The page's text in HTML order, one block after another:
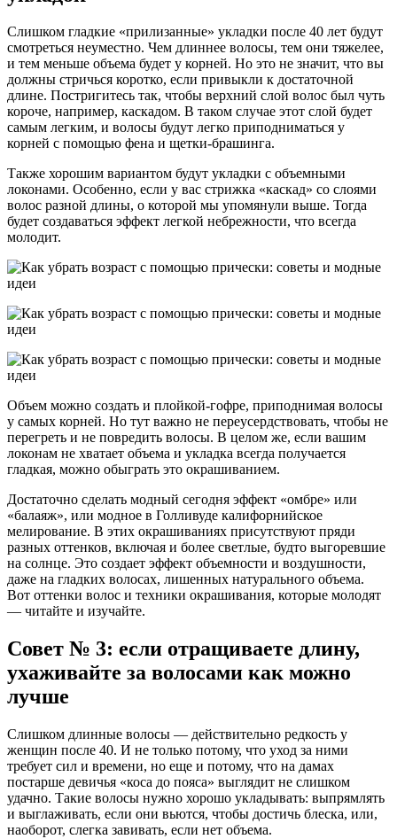
Слишком гладкие «прилизанные» укладки после 40 лет будут
смотреться неуместно. Чем длиннее волосы, тем они тяжелее,
и тем меньше объема будет у корней. Но это не значит, что вы
должны стричься коротко, если привыкли к достаточной
длине. Постригитесь так, чтобы верхний слой волос был чуть
короче, например, каскадом. В таком случае этот слой будет
самым легким, и волосы будут легко приподниматься у
корней с помощью фена и щетки-брашинга.
Также хорошим вариантом будут укладки с объемными
локонами. Особенно, если у вас стрижка «каскад» со слоями
волос разной длины, о которой мы упомянули выше. Тогда
будет создаваться эффект легкой небрежности, что всегда
молодит.
Объем можно создать и плойкой-гофре, приподнимая волосы
у самых корней. Но тут важно не переусердствовать, чтобы не
перегреть и не повредить волосы. В целом же, если вашим
локонам не хватает объема и укладка всегда получается
гладкая, можно обыграть это окрашиванием.
Достаточно сделать модный сегодня эффект «омбре» или
«балаяж», или модное в Голливуде калифорнийское
мелирование. В этих окрашиваниях присутствуют пряди
разных оттенков, включая и более светлые, будто выгоревшие
на солнце. Это создает эффект объемности и воздушности,
даже на гладких волосах, лишенных натурального объема.
Вот оттенки волос и техники окрашивания, которые молодят
— читайте и изучайте.
Совет № 3: если отращиваете длину,
ухаживайте за волосами как можно
лучше
Слишком длинные волосы — действительно редкость у
женщин после 40. И не только потому, что уход за ними
требует сил и времени, но еще и потому, что на дамах
постарше девичья «коса до пояса» выглядит не слишком
удачно. Такие волосы нужно хорошо укладывать: выпрямлять
и выглаживать, если они вьются, чтобы достичь блеска, или,
наоборот, слегка завивать, если нет объема.